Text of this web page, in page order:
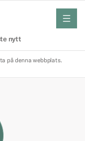
nytt
meny
på denna webbplats.